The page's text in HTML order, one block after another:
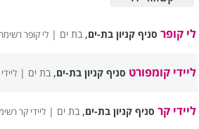
לי קופר סניף קניון בת-ים,בת ים |לי קופר
ליידי קומפורט סניף קניון בת-ים,בת ים |
ליידי קר סניף קניון בת-ים,בת ים |ליידי קר